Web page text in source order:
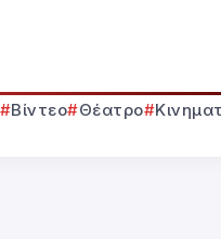
Βίντεο Θέατρο